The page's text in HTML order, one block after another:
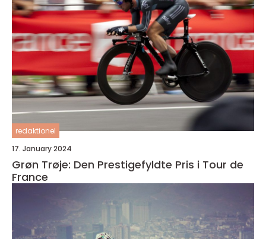
redaktionel
17. January 2024
Grøn Trøje: Den Prestigefyldte Pris i Tour de
France